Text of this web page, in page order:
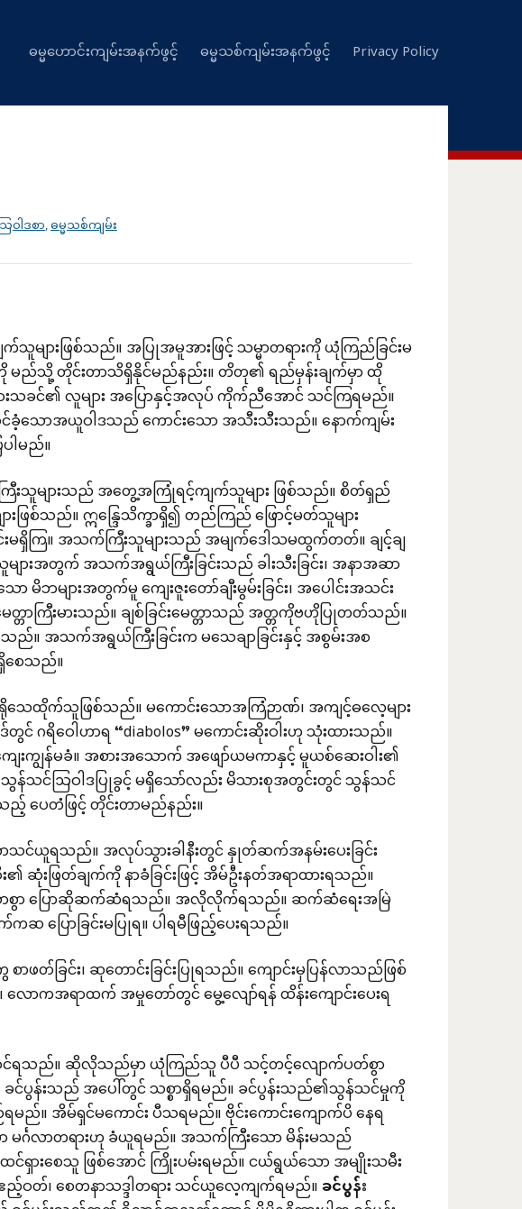
ဓမ္မဟောင်းကျမ်းအနက်ဖွင့် ဓမ္မသစ်ကျမ်းအနက်ဖွင့် Privacy Policy
ါဒစာ,ဓမ္မသစ်ကျမ်း
ျားဖြစ်သည်။ အပြုအမူအားဖြင့် သမ္မာတရားကို ယုံကြည်ခြင်းမ
မည်သို့ တိုင်းတာသိရှိနိုင်မည်နည်း။ တိတု၏ ရည်မှန်းချက်မှာ ထို
းသခင်၏ လူများ အပြောနှင့်အလုပ် ကိုက်ညီအောင် သင်ကြရမည်။
ောအယူဝါဒသည် ကောင်းသော အသီးသီးသည်။ နောက်ကျမ်း
ါမည်။
ကြီးသူများသည် အတွေ့အကြုံရင့်ကျက်သူများ ဖြစ်သည်။ စိတ်ရှည်
စ်သည်။ ဣန္ဒြေသိက္ခာရှိ၍ တည်ကြည် ဖြောင့်မတ်သူများ
မရှိကြ။ အသက်ကြီးသူများသည် အမျက်ဒေါသမထွက်တတ်။ ချင့်ချ
ားအတွက် အသက်အရွယ်ကြီးခြင်းသည် ခါးသီးခြင်း၊ အနာအဆာ
ာ မိဘများအတွက်မူ ကျေးဇူးတော်ချီးမွမ်းခြင်း၊ အပေါင်းအသင်း
မေတ္တာကြီးမားသည်။ ချစ်ခြင်းမေတ္တာသည် အတ္တကိုဗဟိုပြုတတ်သည်။
အသက်အရွယ်ကြီးခြင်းက မသေချာခြင်းနှင့် အစွမ်းအစ
စေသည်။
ထိုက်သူဖြစ်သည်။ မကောင်းသောအကြံဉာဏ်၊ အကျင့်ဓလေ့များ
ဂရိဝေါဟာရ “diabolos” မကောင်းဆိုးဝါးဟု သုံးထားသည်။
ျွန်မခံ။ အစားအသောက် အဖျော်ယမကာနှင့် မူယစ်ဆေးဝါး၏
သွန်သင်ဩဝါဒပြုခွင့် မရှိသော်လည်း မိသားစုအတွင်းတွင် သွန်သင်
ေတံဖြင့် တိုင်းတာမည်နည်း။
ာသင်ယူရသည်။ အလုပ်သွားခါနီးတွင် နှုတ်ဆက်အနမ်းပေးခြင်း
ဆုံးဖြတ်ချက်ကို နာခံခြင်းဖြင့် အိမ်ဦးနတ်အရာထားရသည်။
ာစွာ ပြောဆိုဆက်ဆံရသည်။ အလိုလိုက်ရသည်။ ဆက်ဆံရေးအမြဲ
ပြောခြင်းမပြုရ။ ပါရမီဖြည့်ပေးရသည်။
တ်ခြင်း၊ ဆုတောင်းခြင်းပြုရသည်။ ကျောင်းမှပြန်လာသည်ဖြစ်
ောကအရာထက် အမှုတော်တွင် မွေ့လျော်ရန် ထိန်းကျောင်းပေးရ
သင်ရသည်။ ဆိုလိုသည်မှာ ယုံကြည်သူ ပီပီ သင့်တင့်လျောက်ပတ်စွာ
င်ပွန်းသည် အပေါ်တွင် သစ္စာရှိရမည်။ ခင်ပွန်းသည်၏သွန်သင်မှုကို
ည်။ အိမ်ရှင်မကောင်း ပီသရမည်။ ဗိုင်းကောင်းကျောက်ပိ နေရ
င်္ဂလာတရားဟု ခံယူရမည်။ အသက်ကြီးသော မိန်းမသည်
ရှားစေသူ ဖြစ်အောင် ကြိုးပမ်းရမည်။ ငယ်ရွယ်သော အမျိုးသမီး
ည့်ဝတ်၊ စေတနာသဒ္ဒါတရား သင်ယူလေ့ကျက်ရမည်။ခင်ပွန်း